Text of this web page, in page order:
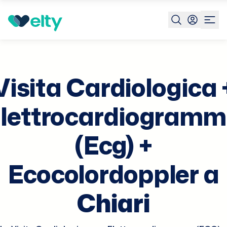
Prenota visita Visita Cardiologica
Cardiologica
(Ecg) +
Ecocolordoppler a
Chiari